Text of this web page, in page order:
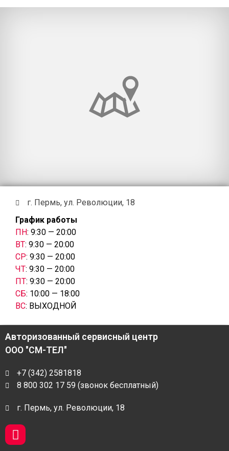
г. Пермь, ул. Революции, 18
График работы
ПН: 9:30 — 20:00
ВТ: 9:30 — 20:00
СР: 9:30 — 20:00
ЧТ: 9:30 — 20:00
ПТ: 9:30 — 20:00
СБ: 10:00 — 18:00
ВС: ВЫХОДНОЙ
Авторизованный сервисный центр
ООО "СМ-ТЕЛ"
+7 (342) 2581818
8 800 302 17 59 (звонок бесплатный)
г. Пермь, ул. Революции, 18